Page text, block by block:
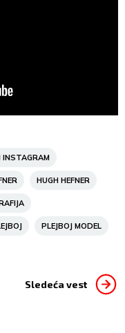
INSTAGRAM
HUGH HEFNER
PLEJBOJ MODEL
Sledeća vest